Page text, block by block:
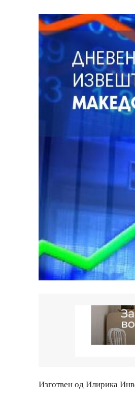
Изготвен од Илирика